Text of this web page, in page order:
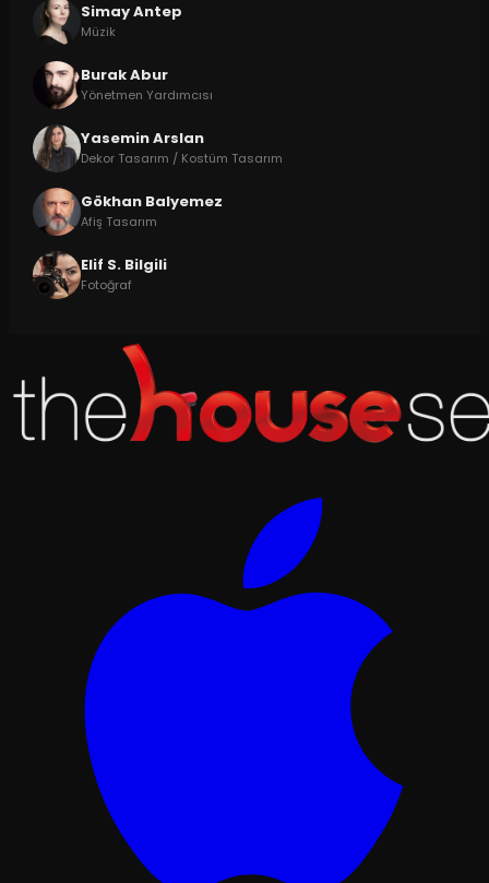
Simay Antep
Müzik
Burak Abur
Yönetmen Yardımcısı
Yasemin Arslan
Dekor Tasarım / Kostüm Tasarım
Gökhan Balyemez
Afiş Tasarım
Elif S. Bilgili
Fotoğraf